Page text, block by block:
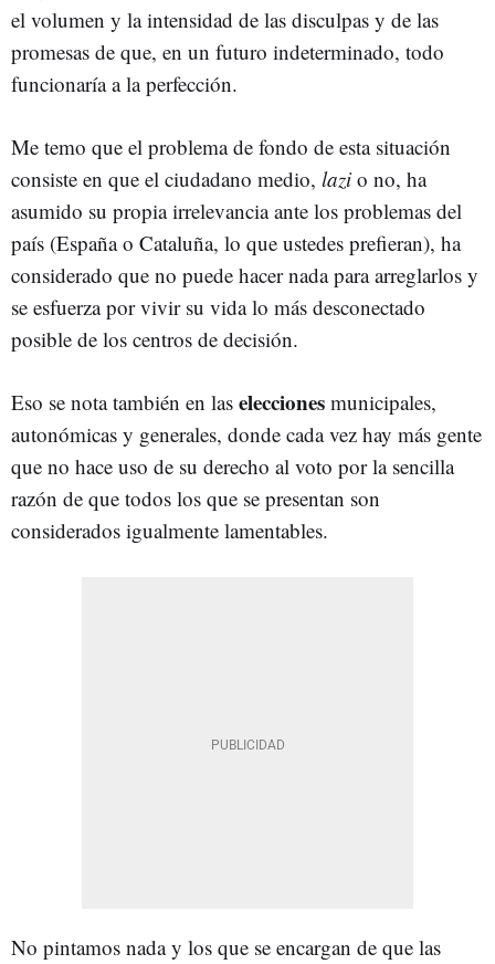
el volumen y la intensidad de las disculpas y de las
promesas de que, en un futuro indeterminado, todo
funcionaría a la perfección.
Me temo que el problema de fondo de esta situación
consiste en que el ciudadano medio, lazi o no, ha
asumido su propia irrelevancia ante los problemas del
país (España o Cataluña, lo que ustedes prefieran), ha
considerado que no puede hacer nada para arreglarlos y
se esfuerza por vivir su vida lo más desconectado
posible de los centros de decisión.
Eso se nota también en las elecciones municipales,
autonómicas y generales, donde cada vez hay más gente
que no hace uso de su derecho al voto por la sencilla
razón de que todos los que se presentan son
considerados igualmente lamentables.
No pintamos nada y los que se encargan de que las